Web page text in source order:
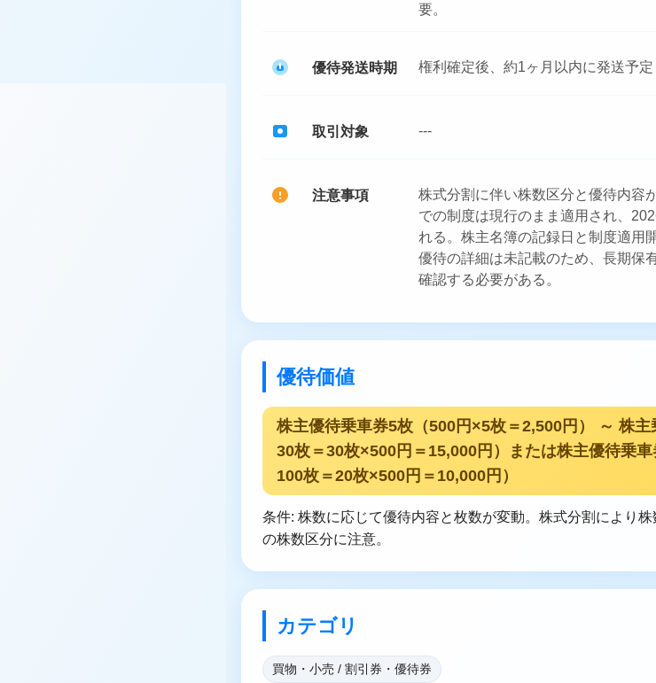
要。
優待発送時期 権利確定後、約1ヶ月以内に発送予定
取引対象 ---
注意事項
株式分割に伴い株数区分と優待内容
での制度は現行のまま適用され、
れる。株主名簿の記録日と制度適用
優待の詳細は未記載のため、長期保
確認する必要がある。
優待価値
株主優待乗車券5枚（500円×5枚＝2,500円） ～ 株
30枚＝30枚×500円＝15,000円）または株主優待乗
100枚＝20枚×500円＝10,000円）
条件: 株数に応じて優待内容と枚数が変動。株式分割により
の株数区分に注意。
カテゴリ
買物・小売 / 割引券・優待券